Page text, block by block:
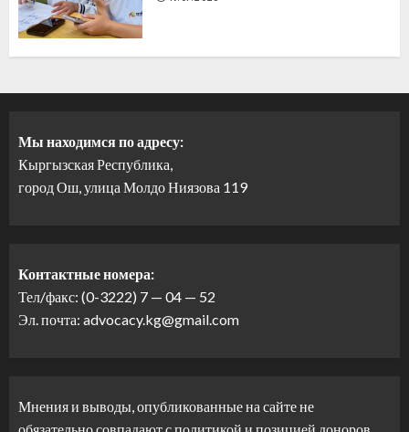
Мы находимся по адресу:
Кыргызская Республика,
город Ош, улица Молдо Ниязова 119
Контактные номера:
Тел/факс: (0-3222) 7 — 04 — 52
Эл. почта: advocacy.kg@gmail.com
Мнения и выводы, опубликованные на сайте не